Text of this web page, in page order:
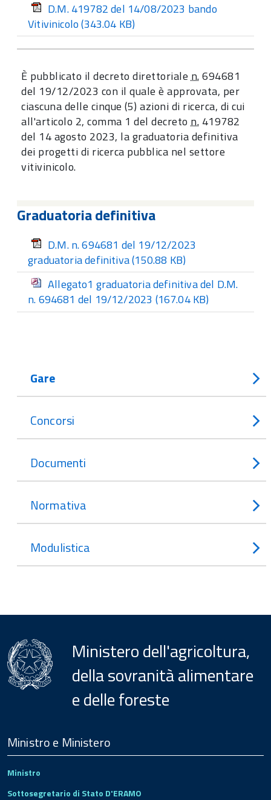
D.M. 419782 del 14/08/2023 bando
Vitivinicolo(343.04 KB)
È pubblicato il decreto direttorialen.694681
del 19/12/2023 con il quale è approvata, per
ciascuna delle cinque (5) azioni di ricerca, di cui
all'articolo 2, comma 1 del decreton. 419782
del 14 agosto 2023, la graduatoria definitiva
dei progetti di ricerca pubblica nel settore
vitivinicolo.
Graduatoria definitiva
D.M. n. 694681 del 19/12/2023
graduatoria definitiva(150.88 KB)
Allegato1 graduatoria definitiva del D.M.
n. 694681 del 19/12/2023 (167.04 KB)
Gare
Concorsi
Documenti
Normativa
Modulistica
Ministero dell'agricoltura,
della sovranità alimentare
e delle foreste
Footer
Ministro e Ministero
Ministro
Sottosegretario di Stato D'ERAMO